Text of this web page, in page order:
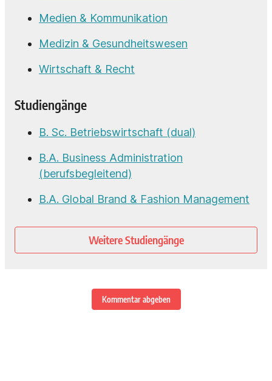
Medien & Kommunikation
Medizin & Gesundheitswesen
Wirtschaft & Recht
Studiengänge
B. Sc. Betriebswirtschaft (dual)
B.A. Business Administration
(berufsbegleitend)
B.A. Global Brand & Fashion Management
Weitere Studiengänge
Kommentar abgeben